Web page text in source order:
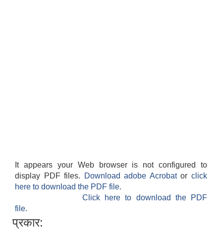
It appears your Web browser is not configured to
display PDF files.
Download adobe Acrobatorclick
here to download the PDF file.
Click here to download the PDF
file.
प्रकार: